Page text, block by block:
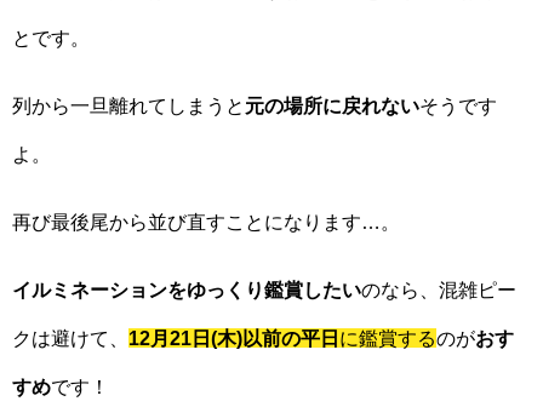
とです。
列から一旦離れてしまうと 元の場所に戻れないそうです
よ。
再び最後尾から並び直すことになります…。
イルミネーションをゆっくり鑑賞したいのなら、混雑ピー
クは避けて、 12月21日(木)以前の平日 に鑑賞するのがおす
すめです！